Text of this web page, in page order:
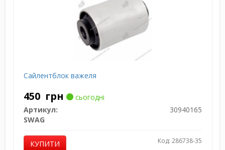
Сайлентблок важеля
450 грн
сьогодні
Артикул:
30940165
SWAG
КУПИТИ Код: 286738-35